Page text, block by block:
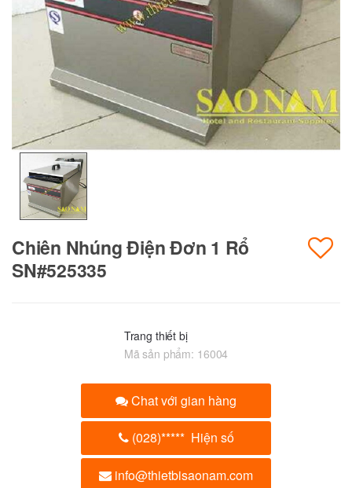
Chiên Nhúng Điện Đơn 1 Rổ
SN#525335
Trang thiết bị
Mã sản phẩm: 16004
Chat với gian hàng
(028)***** Hiện số
info@thietbisaonam.com